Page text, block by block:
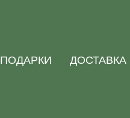
ПОДАРКИ ДОСТАВКА